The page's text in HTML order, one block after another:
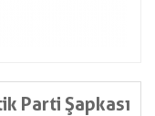
Parti Şapkası